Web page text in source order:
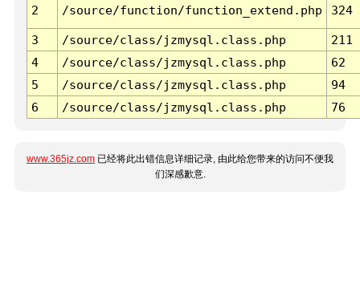
2 /source/function/function_extend.php 324
3 /source/class/jzmysql.class.php
211
4
/source/class/jzmysql.class.php
62
5
/source/class/jzmysql.class.php
94
6
/source/class/jzmysql.class.php 76
www.365jz.com 已经将此出错信息详细记录, 由此给您带来的访问不便我
们深感歉意.